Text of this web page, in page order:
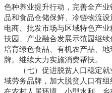
色种养业提升行动，完善全产
品和食品仓储保鲜、冷链物流设
电商、批发市场与区域特色产
技园、产业融合发展示范园继
培育绿色食品、有机农产品、
牌。继续大力实施消费帮扶。
（七）促进脱贫人口稳定就
域劳务品牌，加大脱贫人口有
在农村人居环境、小型水利、乡